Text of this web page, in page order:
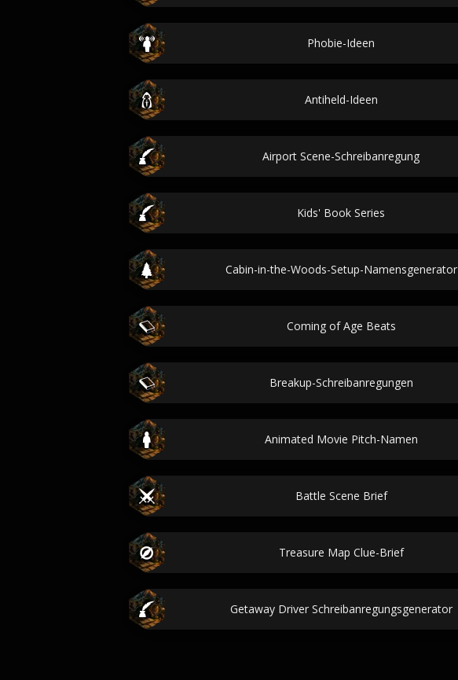
Phobie-Ideen
Antiheld-Ideen
Airport Scene-Schreibanregung
Kids' Book Series
Cabin-in-the-Woods-Setup-Namensgenerator
Coming of Age Beats
Breakup-Schreibanregungen
Animated Movie Pitch-Namen
Battle Scene Brief
Treasure Map Clue-Brief
Getaway Driver Schreibanregungsgenerator